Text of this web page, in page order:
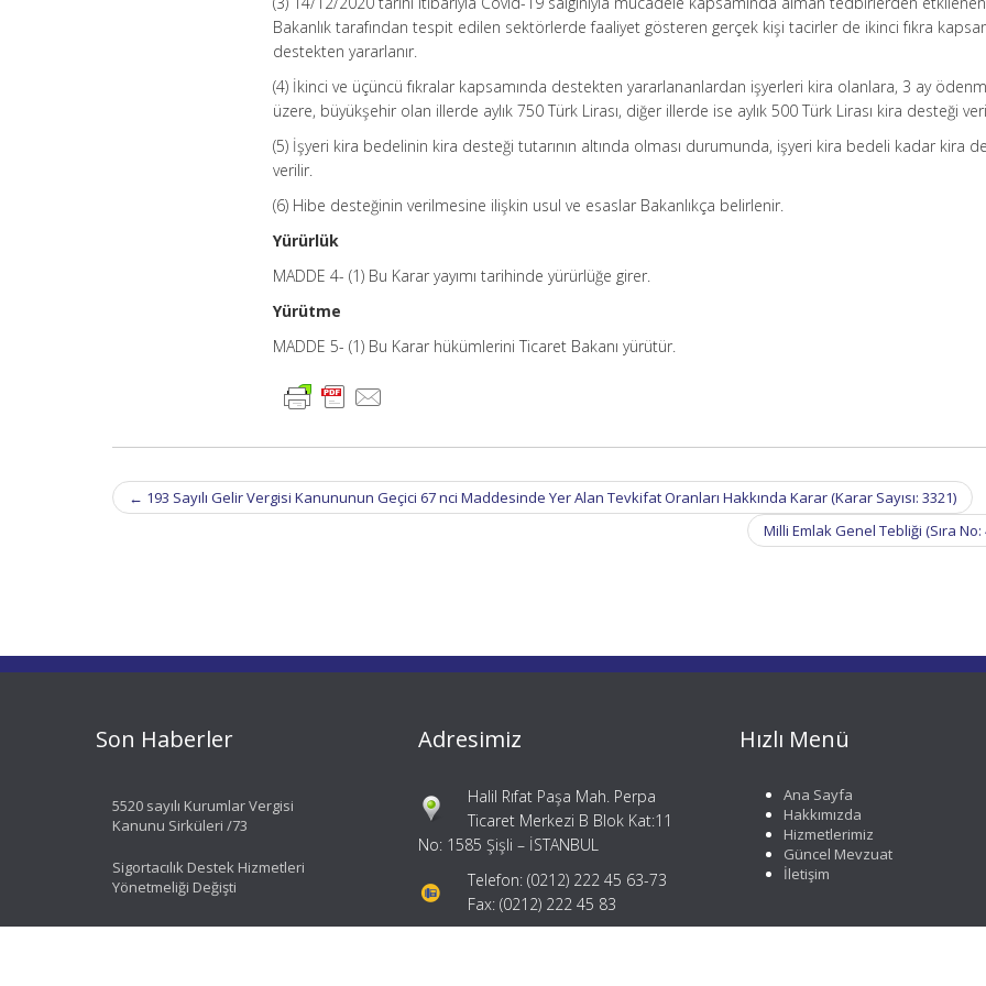
Bakanlık tarafından tespit edilen sektörlerde faaliyet gösteren gerçek kişi tacirler de ikinci fıkra
destekten yararlanır.
(4) İkinci ve üçüncü fıkralar kapsamında destekten yararlananlardan işyerleri kira olanlara, 3 ay
üzere, büyükşehir olan illerde aylık 750 Türk Lirası, diğer illerde ise aylık 500 Türk Lirası kira desteği
(5) İşyeri kira bedelinin kira desteği tutarının altında olması durumunda, işyeri kira bedeli kadar kira
verilir.
(6) Hibe desteğinin verilmesine ilişkin usul ve esaslar Bakanlıkça belirlenir.
Yürürlük
MADDE 4- (1) Bu Karar yayımı tarihinde yürürlüğe girer.
Yürütme
MADDE 5- (1) Bu Karar hükümlerini Ticaret Bakanı yürütür.
Post
navigation
← 193 Sayılı Gelir Vergisi Kanununun Geçici 67 nci Maddesinde Yer Alan Tevkifat Oranları Hakkında Karar (Karar Sayısı: 3321)
Milli Emlak Genel Tebliği (Sıra No:
Son Haberler
5520 sayılı Kurumlar Vergisi
Kanunu Sirküleri /73
Sigortacılık Destek Hizmetleri
Yönetmeliği Değişti
Adresimiz
Halil Rıfat Paşa Mah. Perpa
Ticaret Merkezi B Blok Kat:11
No: 1585 Şişli – İSTANBUL
Telefon: (0212) 222 45 63-73
Fax: (0212) 222 45 83
Hızlı Menü
Ana Sayfa
Hakkımızda
Hizmetlerimiz
Güncel Mevzuat
İletişim